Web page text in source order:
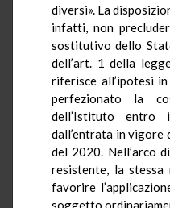
diversi». La
infatti, non
sostitutivo dello
dell’art. 1 della
riferisce all’ipotesi
perfezionato la
dell’Istituto
dall’entrata in vigore
del 2020. Nell’arco
resistente, la
favorire
soggetto